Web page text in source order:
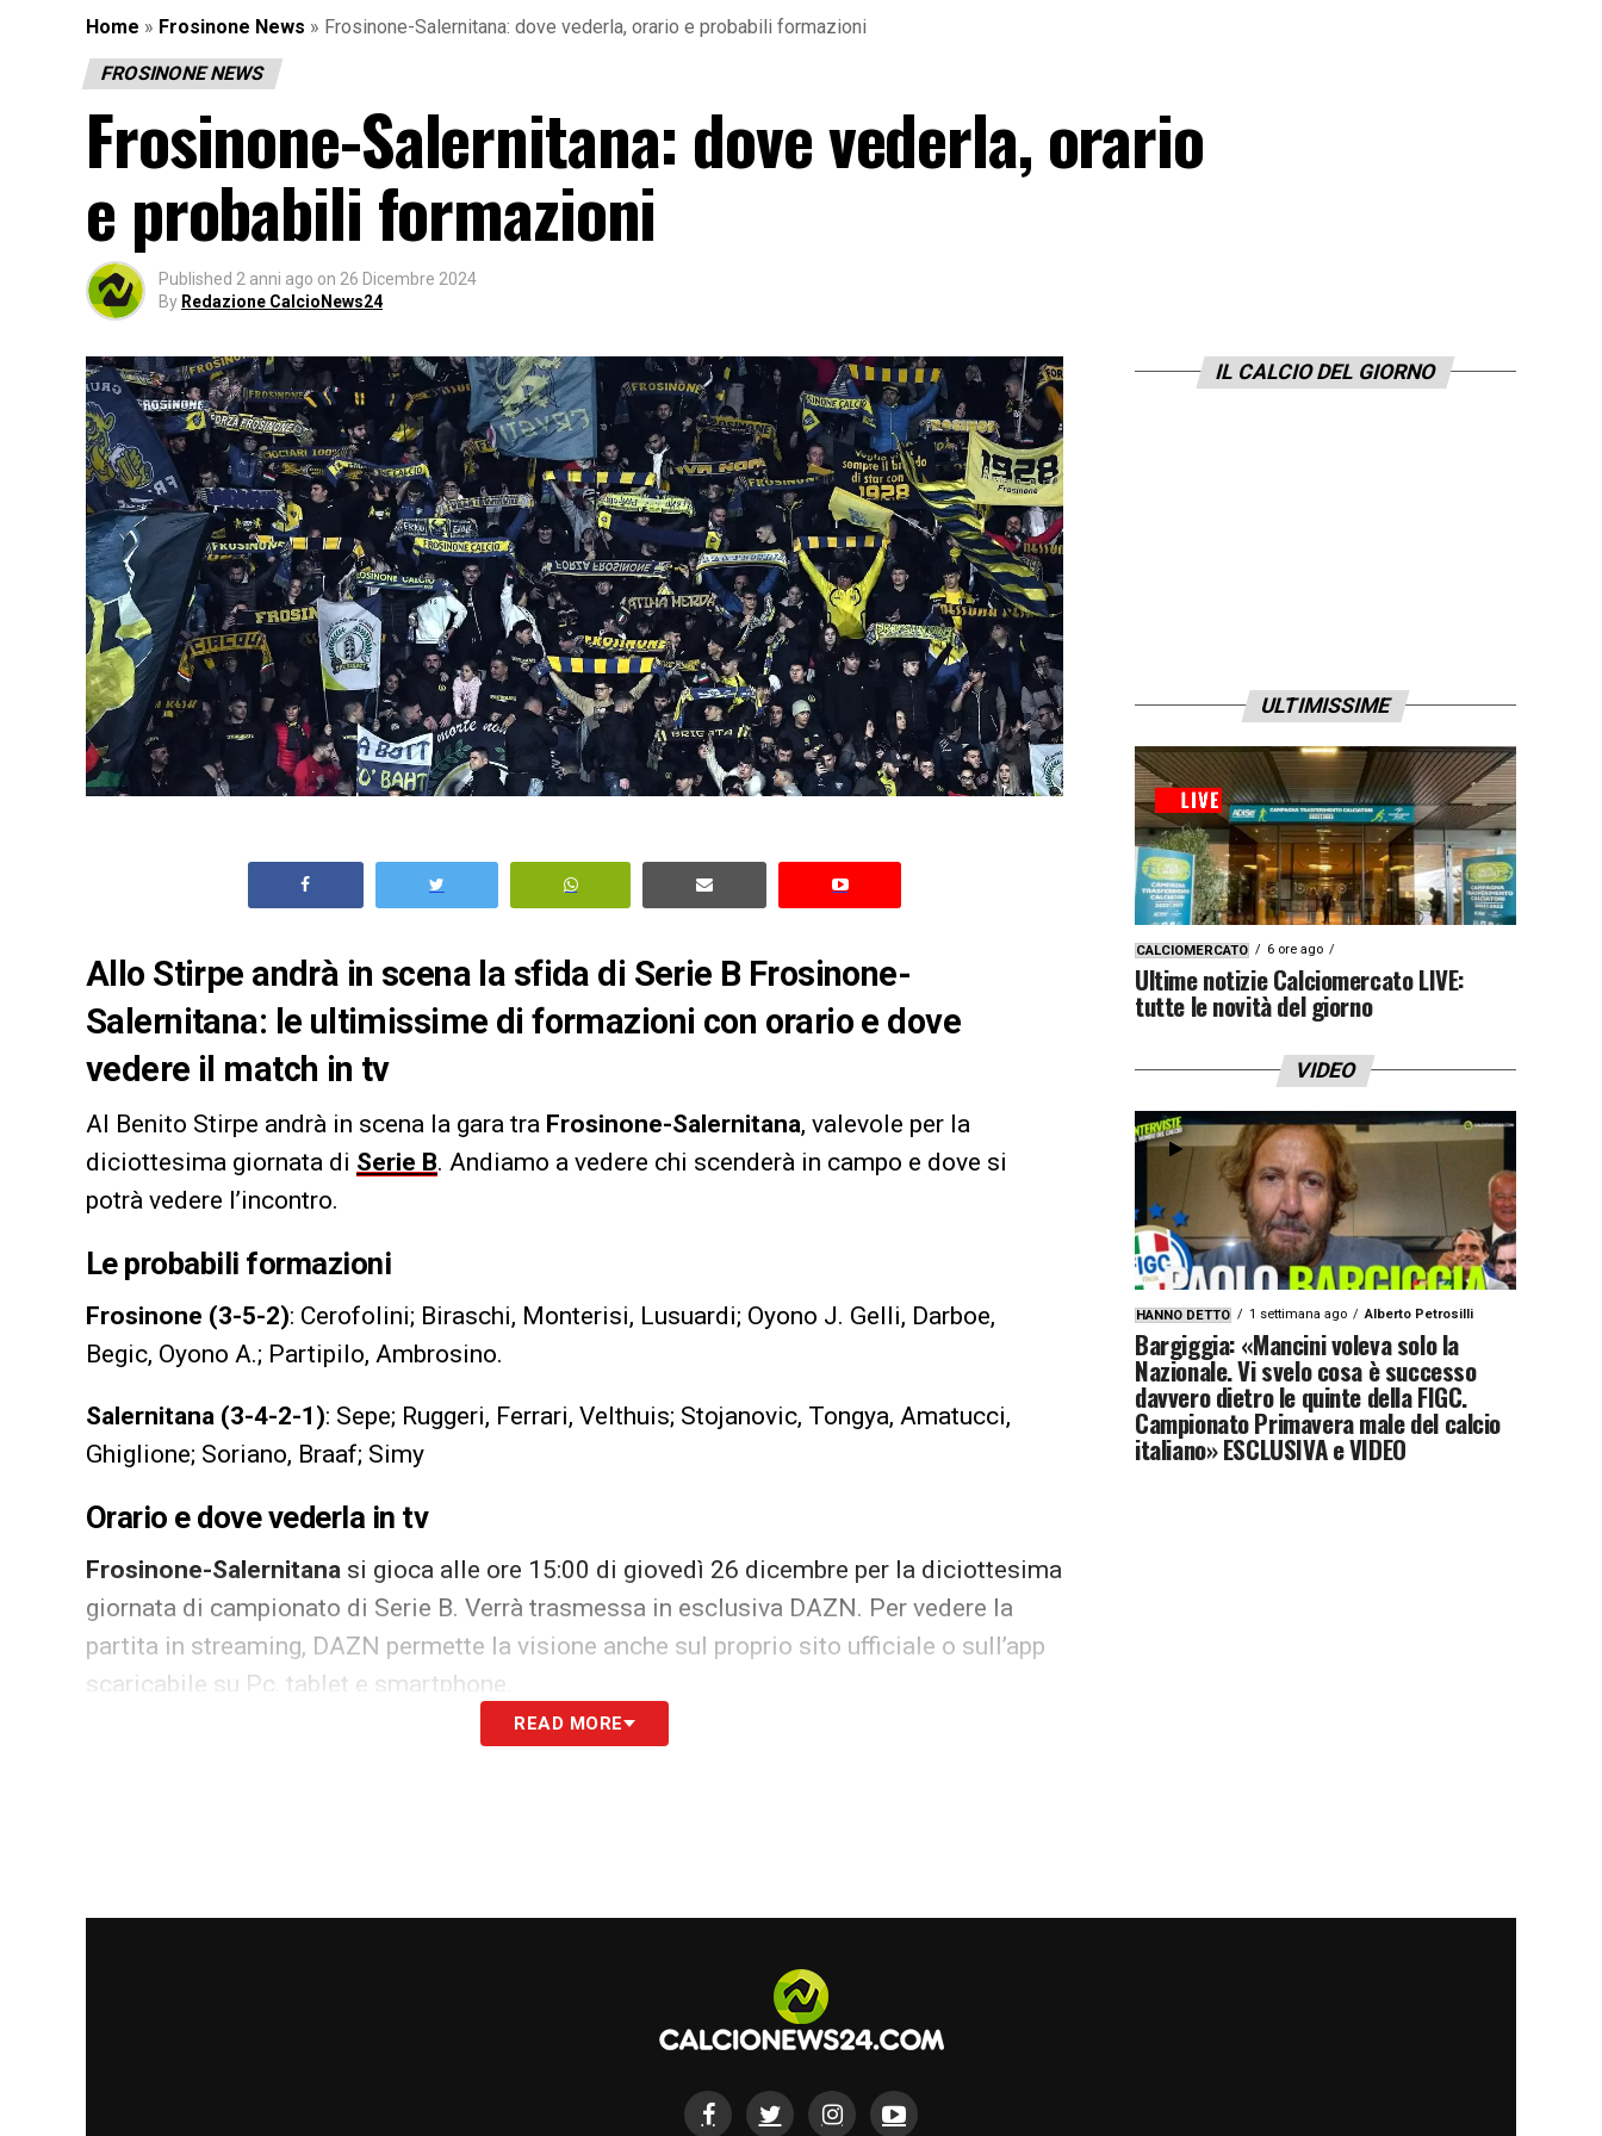
Home » Frosinone News » Frosinone-Salernitana: dove vederla, orario e probabili formazioni
FROSINONE NEWS
Frosinone-Salernitana: dove vederla, orario
e probabili formazioni
Published 2 anni ago on 26 Dicembre 2024
By Redazione CalcioNews24
Allo Stirpe andrà in scena la sfida di Serie B Frosinone-
Salernitana: le ultimissime di formazioni con orario e dove
vedere il match in tv
Al Benito Stirpe andrà in scena la gara tra Frosinone-Salernitana, valevole per la
diciottesima giornata di Serie B. Andiamo a vedere chi scenderà in campo e dove si
potrà vedere l’incontro.
Le probabili formazioni
Frosinone (3-5-2): Cerofolini; Biraschi, Monterisi, Lusuardi; Oyono J. Gelli, Darboe,
Begic, Oyono A.; Partipilo, Ambrosino.
Salernitana (3-4-2-1): Sepe; Ruggeri, Ferrari, Velthuis; Stojanovic, Tongya, Amatucci,
Ghiglione; Soriano, Braaf; Simy
Orario e dove vederla in tv
Frosinone-Salernitana si gioca alle ore 15:00 di giovedì 26 dicembre per la diciottesima
giornata di campionato di Serie B. Verrà trasmessa in esclusiva DAZN. Per vedere la
partita in streaming, DAZN permette la visione anche sul proprio sito ufficiale o sull’app
scaricabile su Pc, tablet e smartphone.
READ MORE
IL CALCIO DEL GIORNO
ULTIMISSIME
CALCIOMERCATO 6 ore ago
Ultime notizie Calciomercato LIVE:
tutte le novità del giorno
VIDEO
HANNO DETTO 1 settimana ago Alberto Petrosilli
Bargiggia: «Mancini voleva solo la
Nazionale. Vi svelo cosa è successo
davvero dietro le quinte della FIGC.
Campionato Primavera male del calcio
italiano» ESCLUSIVA e VIDEO